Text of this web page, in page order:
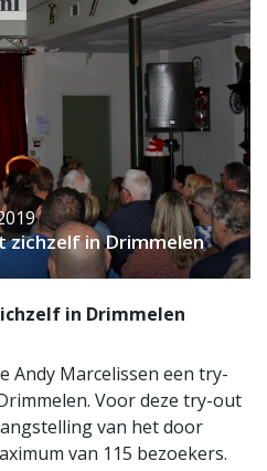
zichzelf in Drimmelen
in Drimmelen
Andy Marcelissen een try-
Voor deze try-out
van het door
van 115 bezoekers.